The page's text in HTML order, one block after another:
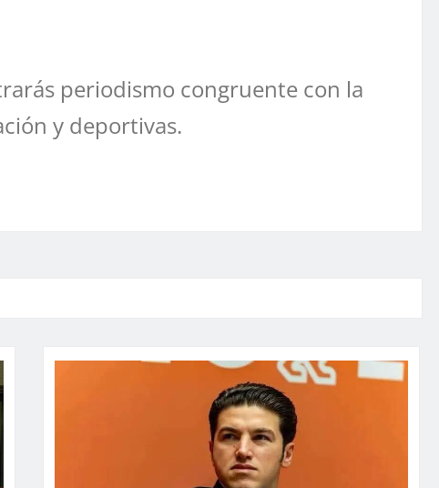
periodismo congruente con la
y deportivas.